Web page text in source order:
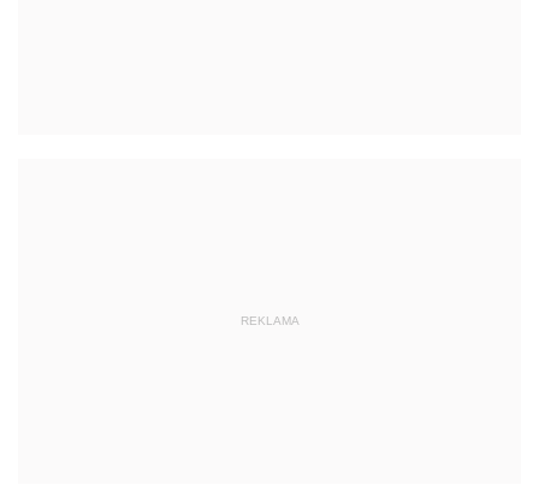
REKLAMA